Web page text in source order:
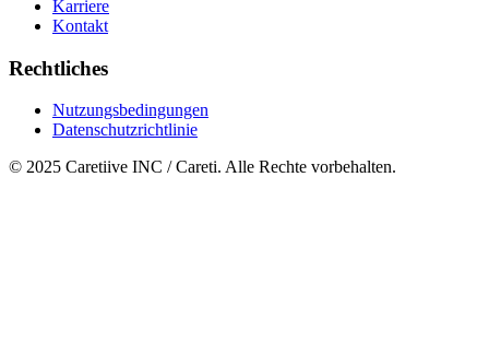
Karriere
Kontakt
Rechtliches
Nutzungsbedingungen
Datenschutzrichtlinie
© 2025 Caretiive INC / Careti. Alle Rechte vorbehalten.